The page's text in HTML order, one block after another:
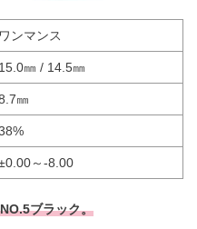
ワンマンス
15.0㎜ / 14.5㎜
㎜
～-8.00
ブラック。